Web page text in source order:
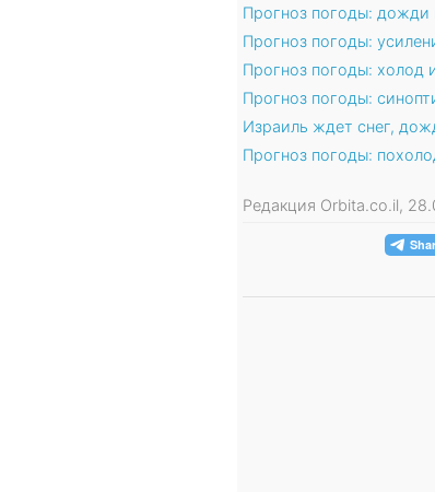
Прогноз погоды: дожди
Прогноз погоды:
Прогноз погоды: холод
Прогноз погоды:
Израиль ждет снег,
Прогноз погоды:
Редакция Orbita.co.il,